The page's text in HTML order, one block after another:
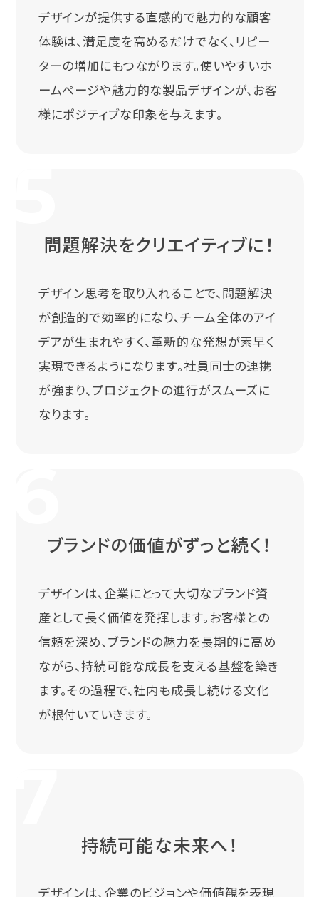
デザインが提供する直感的で魅力的な顧客
体験は、満足度を高めるだけでなく、リピー
ターの増加にもつながります。使いやすいホ
ームページや魅力的な製品デザインが、お客
様にポジティブな印象を与えます。
問題解決をクリエイティブに！
デザイン思考を取り入れることで、問題解決
が創造的で効率的になり、チーム全体のアイ
デアが生まれやすく、革新的な発想が素早く
実現できるようになります。社員同士の連携
が強まり、プロジェクトの進行がスムーズに
なります。
ブランドの価値がずっと続く！
デザインは、企業にとって大切なブランド資
産として長く価値を発揮します。お客様との
信頼を深め、ブランドの魅力を長期的に高め
ながら、持続可能な成長を支える基盤を築き
ます。その過程で、社内も成長し続ける文化
が根付いていきます。
持続可能な未来へ！
デザインは、企業のビジョンや価値観を表現